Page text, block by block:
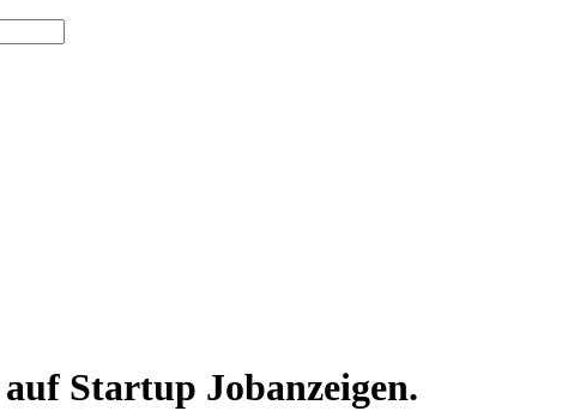
Startup Jobanzeigen.